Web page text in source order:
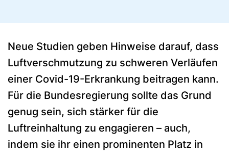
Neue Studien geben Hinweise darauf, dass
Luftverschmutzung zu schweren Verläufen
einer Covid-19-Erkrankung beitragen kann.
Für die Bundesregierung sollte das Grund
genug sein, sich stärker für die
Luftreinhaltung zu engagieren – auch,
indem sie ihr einen prominenten Platz in